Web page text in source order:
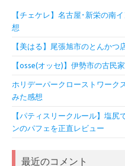
【チェケレ】名古屋･新栄の南
想
【美はる】尾張旭市のとんか
【osse(オッセ)】伊勢市の古民
ホリデーパークローストワーク
みた感想
【パティスリークルール】塩
ンのパフェを正直レビュー
最近のコメント